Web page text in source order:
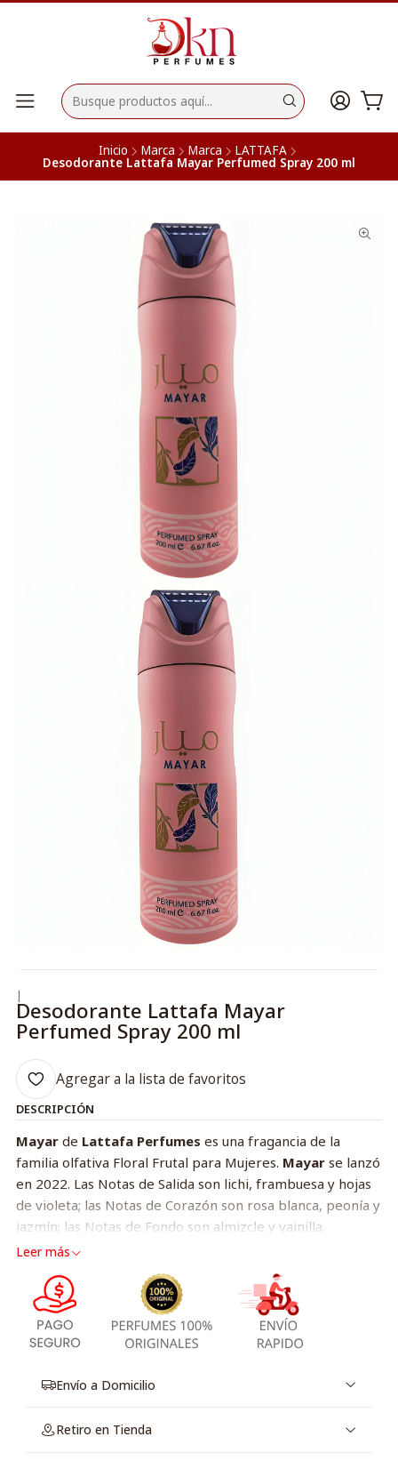
Inicio Marca Marca LATTAFA
Desodorante Lattafa Mayar Perfumed Spray 200 ml
|
Desodorante Lattafa Mayar
Perfumed Spray 200 ml
Agregar a la lista de favoritos
DESCRIPCIÓN
Mayarde Lattafa Perfumes es una fragancia de la
familia olfativa Floral Frutal para Mujeres. Mayarse lanzó
en 2022. Las Notas de Salida son lichi, frambuesa y hojas
de violeta; las Notas de Corazón son rosa blanca, peonía y
jazmín; las Notas de Fondo son almizcle y vainilla.
Leer más
Envío a Domicilio
Retiro en Tienda